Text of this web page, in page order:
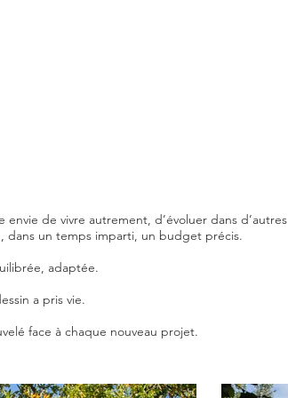
de vivre autrement, d’évoluer dans d’autres
dans un temps imparti, un budget précis.
adaptée.
a pris vie.
face à chaque nouveau projet.